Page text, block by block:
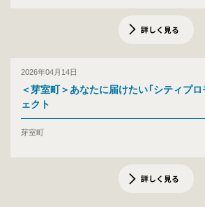
詳しく見る
2026年04月14日
＜芽室町＞あなたに届けたい「シティプ
ェクト
芽室町
詳しく見る